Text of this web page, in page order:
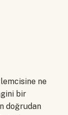
ne
bir
doğrudan